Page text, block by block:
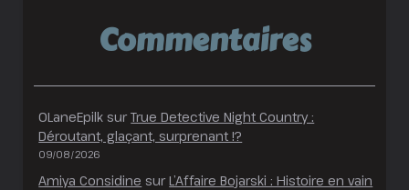
Commentaires
OLaneEpilk surTrue Detective Night Country :
Déroutant, glaçant, surprenant !?
09/08/2026
Amiya Considine surL’Affaire Bojarski : Histoire en vain